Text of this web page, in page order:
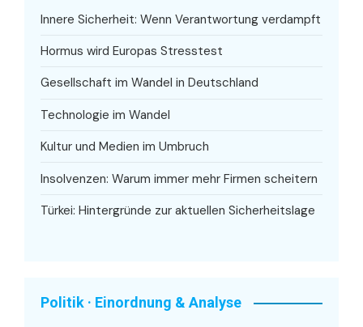
Innere Sicherheit: Wenn Verantwortung verdampft
Hormus wird Europas Stresstest
Gesellschaft im Wandel in Deutschland
Technologie im Wandel
Kultur und Medien im Umbruch
Insolvenzen: Warum immer mehr Firmen scheitern
Türkei: Hintergründe zur aktuellen Sicherheitslage
Politik · Einordnung & Analyse